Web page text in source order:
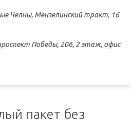
Челны, Мензелинский тракт, 16
Победы, 206, 2 этаж, офис
пакет без